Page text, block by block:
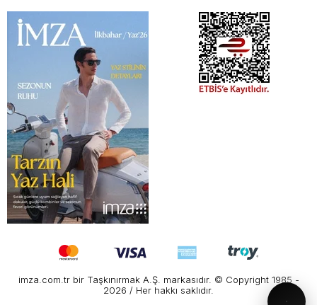
imza.com.tr bir Taşkınırmak A.Ş. markasıdır. © Copyright 1985 -
2026 / Her hakkı saklıdır.